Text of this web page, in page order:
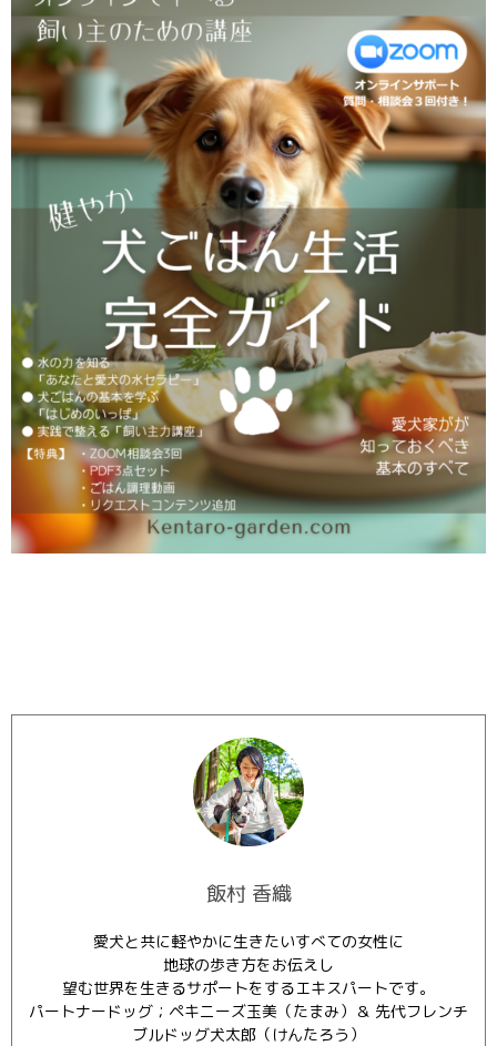
飯村 香織
愛犬と共に軽やかに生きたいすべての女性に
地球の歩き方をお伝えし
望む世界を生きるサポートをするエキスパートです。
パートナードッグ；ペキニーズ玉美（たまみ）＆ 先代フレンチ
ブルドッグ犬太郎（けんたろう）